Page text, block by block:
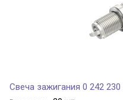
Свеча зажигания 0 242 230